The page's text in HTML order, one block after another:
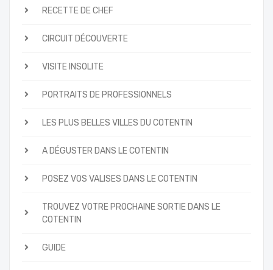
RECETTE DE CHEF
CIRCUIT DÉCOUVERTE
VISITE INSOLITE
PORTRAITS DE PROFESSIONNELS
LES PLUS BELLES VILLES DU COTENTIN
A DÉGUSTER DANS LE COTENTIN
POSEZ VOS VALISES DANS LE COTENTIN
TROUVEZ VOTRE PROCHAINE SORTIE DANS LE
COTENTIN
GUIDE